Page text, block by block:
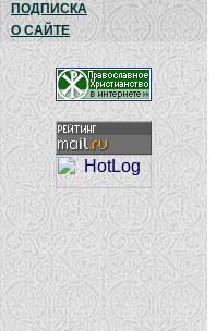
ПОДПИСКА
О САЙТЕ